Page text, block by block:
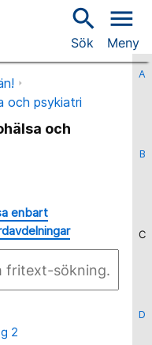
search
Sök
menu
Meny
och psykiatri
och
enbart
A
B
C
D
2